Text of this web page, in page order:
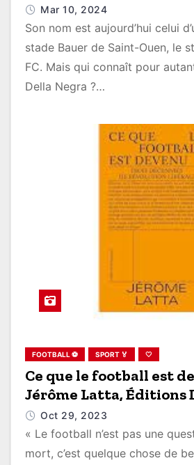
Mar 10, 2024
Son nom est aujourd’hui celui
stade Bauer de Saint-Ouen, le
FC. Mais qui connaît pour
Della Negra ?…
FOOTBALL ⚽ SPORT 🏅 🤍
Ce que le football est
Jérôme Latta, Éditions
Oct 29, 2023
« Le football n’est pas une
mort, c’est quelque chose de